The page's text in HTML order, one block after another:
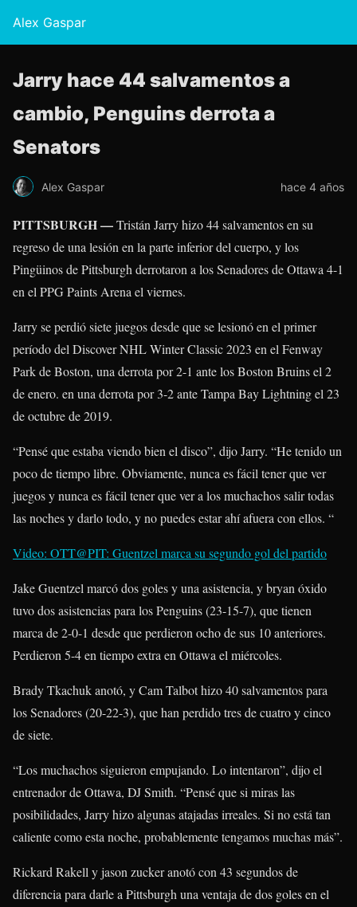
Alex Gaspar
Jarry hace 44 salvamentos a
cambio, Penguins derrota a
Senators
Alex Gaspar hace 4 años
PITTSBURGH —Tristán Jarryhizo 44 salvamentos en su
regreso de una lesión en la parte inferior del cuerpo, y los
Pingüinos de Pittsburgh derrotaron a los Senadores de Ottawa 4-1
en el PPG Paints Arena el viernes.
Jarry se perdió siete juegos desde que se lesionó en el primer
período del Discover NHL Winter Classic 2023 en el Fenway
Park de Boston, una derrota por 2-1 ante los Boston Bruins el 2
de enero. en una derrota por 3-2 ante Tampa Bay Lightning el 23
de octubre de 2019.
“Pensé que estaba viendo bien el disco”, dijo Jarry. “He tenido un
poco de tiempo libre. Obviamente, nunca es fácil tener que ver
juegos y nunca es fácil tener que ver a los muchachos salir todas
las noches y darlo todo, y no puedes estar ahí afuera con ellos. “
Video: OTT@PIT: Guentzel marca su segundo gol del partido
Jake Guentzel marcó dos goles y una asistencia, ybryan óxido
tuvo dos asistencias para los Penguins (23-15-7), que tienen
marca de 2-0-1 desde que perdieron ocho de sus 10 anteriores.
Perdieron 5-4 en tiempo extra en Ottawa el miércoles.
Brady Tkachukanotó, yCam Talbothizo 40 salvamentos para
los Senadores (20-22-3), que han perdido tres de cuatro y cinco
de siete.
“Los muchachos siguieron empujando. Lo intentaron”, dijo el
entrenador de Ottawa, DJ Smith. “Pensé que si miras las
posibilidades, Jarry hizo algunas atajadas irreales. Si no está tan
caliente como esta noche, probablemente tengamos muchas más”.
Rickard Rakell yjason zuckeranotó con 43 segundos de
diferencia para darle a Pittsburgh una ventaja de dos goles en el